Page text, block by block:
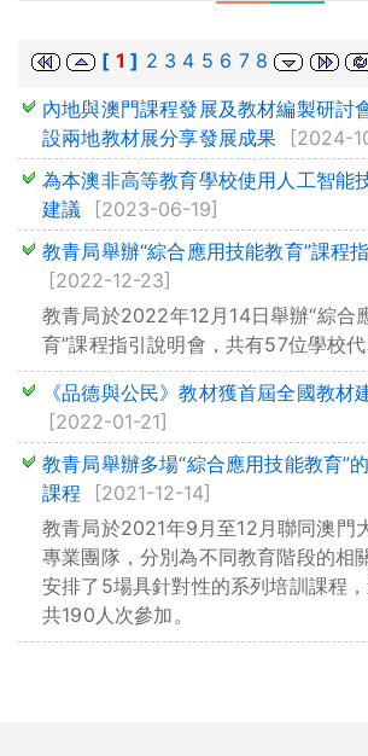
[ 1] 2 3 4 5 6 7 8
內地與澳門課程發展及教材編製研討
設兩地教材展分享發展成果
[2024-
為本澳非高等教育學校使用人工智能
建議
[2023-06-19]
教青局舉辦“綜合應用技能教育”課程
[2022-12-23]
教青局於2022年12月14日舉辦“綜合
育”課程指引說明會，共有57位學校代
《品德與公民》教材獲首屆全國教材
[2022-01-21]
教青局舉辦多場“綜合應用技能教育”
課程
[2021-12-14]
教青局於2021年9月至12月聯同澳門
專業團隊，分別為不同教育階段的相
安排了5場具針對性的系列培訓課程
共190人次參加。